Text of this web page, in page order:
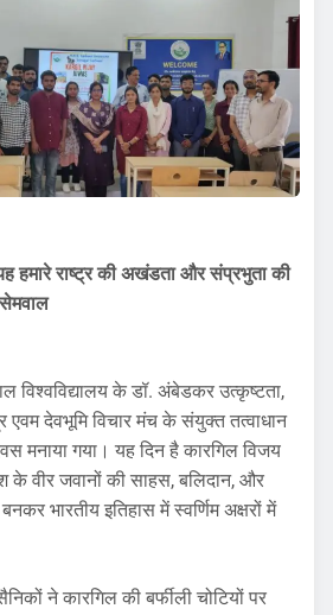
हमारे राष्ट्र की अखंडता और संप्रभुता की
विश्वविद्यालय के डॉ. अंबेडकर उत्कृष्टता,
देवभूमि विचार मंच के संयुक्त तत्वाधान
मनाया गया। यह दिन है कारगिल विजय
के वीर जवानों की साहस, बलिदान, और
भारतीय इतिहास में स्वर्णिम अक्षरों में
ने कारगिल की बर्फीली चोटियों पर